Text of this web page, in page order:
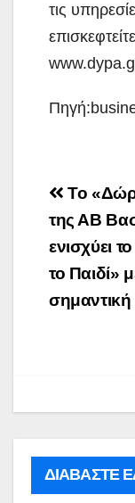
τις
Post
Το
της ΑΒ
ενισχύει
το Παιδί»
ΔΙΑΒΑΣΤΕ